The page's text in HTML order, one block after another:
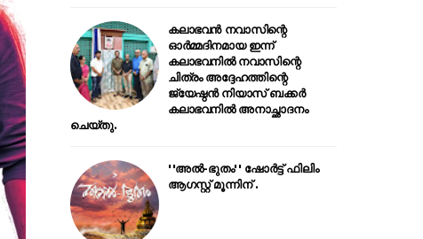
കലാഭവൻ നവാസിന്റെ
ഓർമ്മദിനമായ ഇന്ന്
കലാഭവനിൽ നവാസിന്റെ
ചിത്രം അദ്ദേഹത്തിന്റെ
ജ്യേഷ്ഠൻ നിയാസ് ബക്കർ
കലാഭവനിൽ അനാച്ഛാദനം
ചെയ്തു.
''അൽ-ഭുതം'' ഷോർട്ട് ഫിലിം
ആഗസ്റ്റ് മൂന്നിന് .